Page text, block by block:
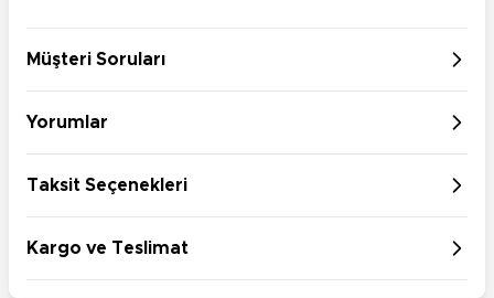
Müşteri Soruları
Yorumlar
Taksit Seçenekleri
Kargo ve Teslimat